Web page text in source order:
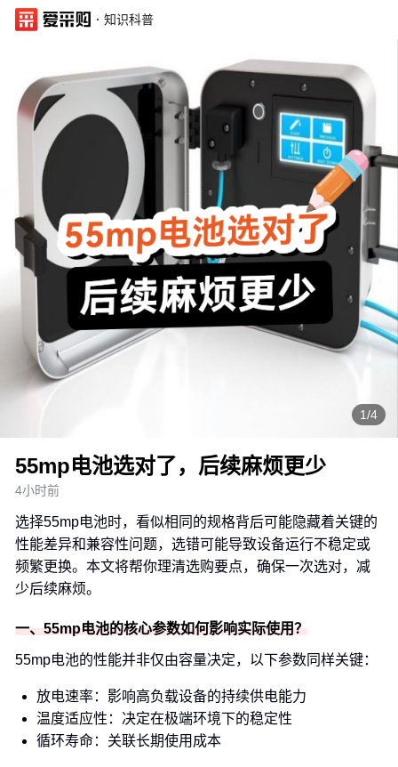
· 知识科普
1/4
55mp电池选对了，后续麻烦更少
4小时前
选择55mp电池时，看似相同的规格背后可能隐藏着关键的
性能差异和兼容性问题，选错可能导致设备运行不稳定或
频繁更换。本文将帮你理清选购要点，确保一次选对，减
少后续麻烦。
一、55mp电池的核心参数如何影响实际使用？
55mp电池的性能并非仅由容量决定，以下参数同样关键：
放电速率：影响高负载设备的持续供电能力
温度适应性：决定在极端环境下的稳定性
循环寿命：关联长期使用成本